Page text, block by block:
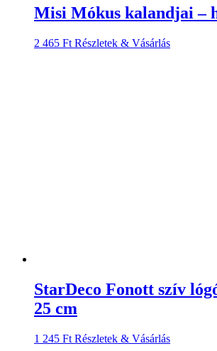
Misi Mókus kalandjai –
2 465 Ft Részletek & Vásárlás
StarDeco Fonott szív
25 cm
1 245 Ft Részletek & Vásárlás